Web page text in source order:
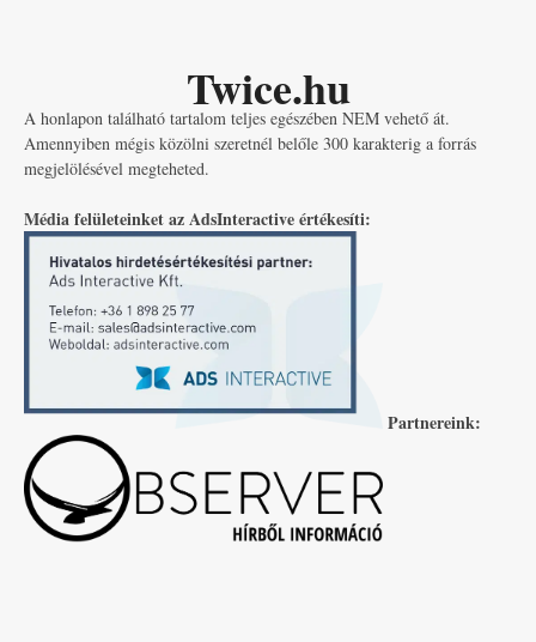
Twice.hu
A honlapon található tartalom teljes egészében NEM vehető át.
Amennyiben mégis közölni szeretnél belőle 300 karakterig a forrás
megjelölésével megteheted.
Média felületeinket az AdsInteractive értékesíti:
Partnereink: